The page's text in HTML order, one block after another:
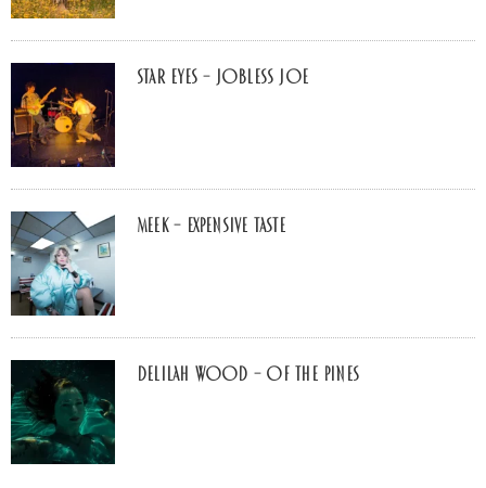
Star Eyes – Jobless Joe
MEEK – Expensive Taste
Delilah Wood – of the pines